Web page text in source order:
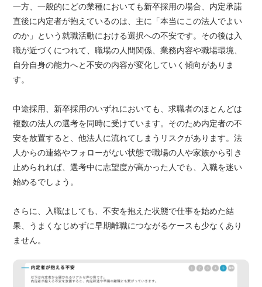
一方、一般的にどの業種においても新卒採用の場合、内定承諾
直後に内定者が抱えているのは、主に「本当にこの法人でよい
のか」という就職活動における選択への不安です。その後は入
職が近づくにつれて、職場の人間関係、業務内容や職場環境、
自分自身の能力へと不安の内容が変化していく傾向がありま
す。
中途採用、新卒採用のいずれにおいても、求職者のほとんどは
複数の法人の選考を同時に受けています。そのため内定者の不
安を放置すると、他法人に流れてしまうリスクがあります。法
人からの連絡やフォローがない状態で職場の人や家族から引き
止められれば、選考中に志望度が高かった人でも、入職を迷い
始めるでしょう。
さらに、入職はしても、不安を抱えた状態で仕事を始めた結
果、うまくなじめずに早期離職につながるケースも少なくあり
ません。